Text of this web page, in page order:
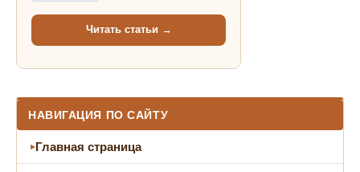
Читать статьи →
НАВИГАЦИЯ ПО САЙТУ
Главная страница